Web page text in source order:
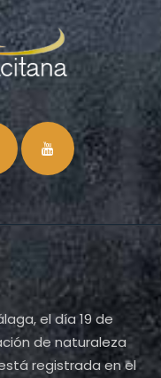
el día 19 de
de naturaleza
registrada en el